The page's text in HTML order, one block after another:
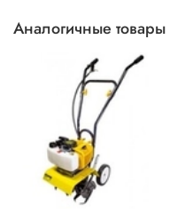
Аналогичные товары